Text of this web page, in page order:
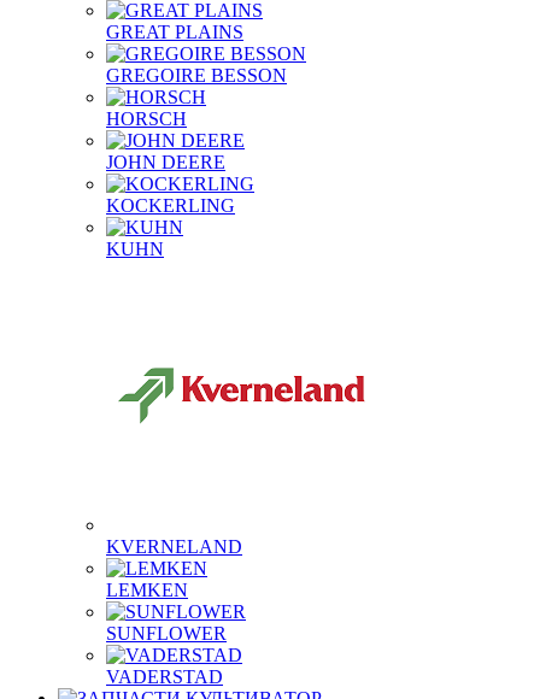
GREAT PLAINS
GREGOIRE BESSON
HORSCH
JOHN DEERE
KOCKERLING
KUHN
KVERNELAND
LEMKEN
SUNFLOWER
VADERSTAD